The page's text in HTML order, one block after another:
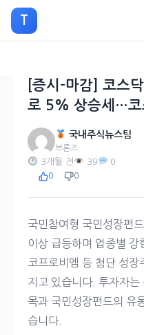
으
T
[증시-마감] 코스
로 5% 상승세…코
국내주식뉴스팀
브론즈
3개월 전 39 0
0 0
국민참여형 국민성장펀
이상 급등하며 업종별 강
코프로비엠 등 첨단 성
지고 있습니다. 투자자
목과 국민성장펀드의 유
습니다.